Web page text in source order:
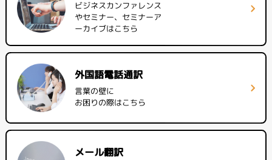
ビジネスカンファレンス
やセミナー、セミナーア
ーカイブはこちら
外国語電話通訳
言葉の壁に
お困りの際はこちら
メール翻訳